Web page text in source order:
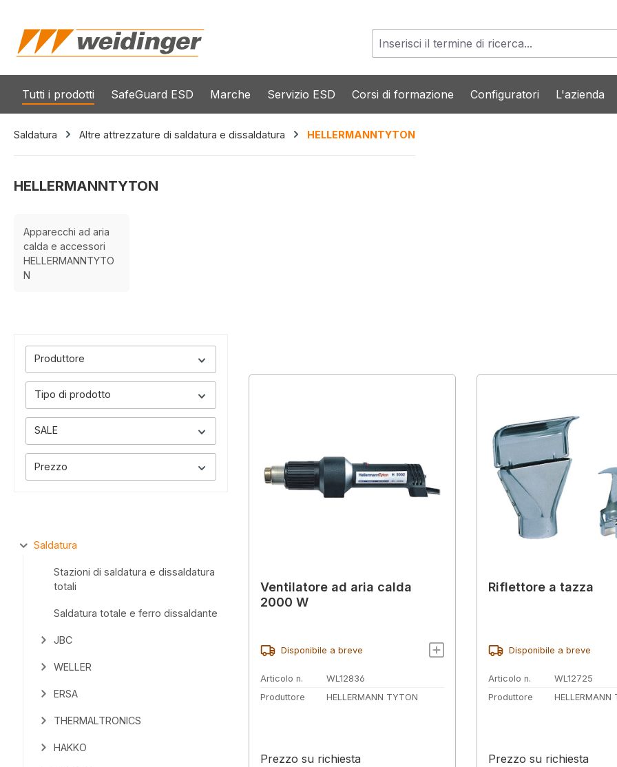
Tutti i prodotti SafeGuard ESD Marche Servizio ESD Corsi di formazione Configuratori L'azienda
Saldatura Altre attrezzature di saldatura e dissaldatura HELLERMANNTYTON
HELLERMANNTYTON
Apparecchi ad aria
calda e accessori
HELLERMANNTYTO
N
Produttore
Tipo di prodotto
SALE
Prezzo
Saldatura
Stazioni di saldatura e dissaldatura
totali
Saldatura totale e ferro dissaldante
JBC
WELLER
ERSA
THERMALTRONICS
HAKKO
Ventilatore ad aria calda
2000 W
Disponibile a breve
Articolo n.
WL12836
Produttore
HELLERMANN TYTON
Prezzo su richiesta
Riflettore a tazza
Disponibile a breve
Articolo n.
WL12725
Produttore
HELLERMANN
Prezzo su richiesta